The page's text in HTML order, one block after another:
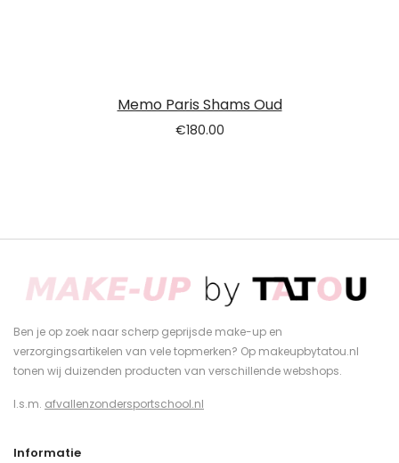
Memo Paris Shams Oud
€180.00
Ben je op zoek naar scherp geprijsde make-up en
verzorgingsartikelen van vele topmerken? Op makeupbytatou.nl
tonen wij duizenden producten van verschillende webshops.
I.s.m. afvallenzondersportschool.nl
Informatie